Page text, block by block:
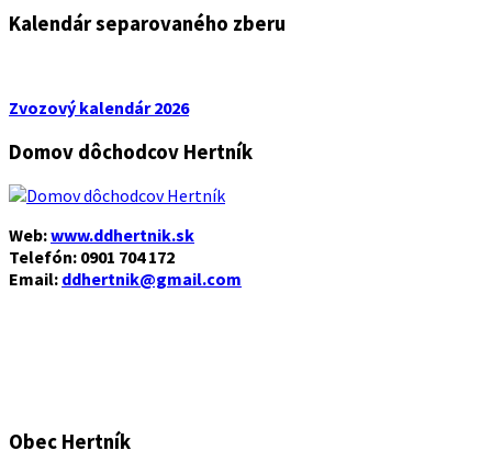
Kalendár separovaného zberu
Zvozový kalendár 2026
Domov dôchodcov Hertník
Web:www.ddhertnik.sk
Telefón: 0901 704 172
Email: ddhertnik@gmail.com
Obec Hertník